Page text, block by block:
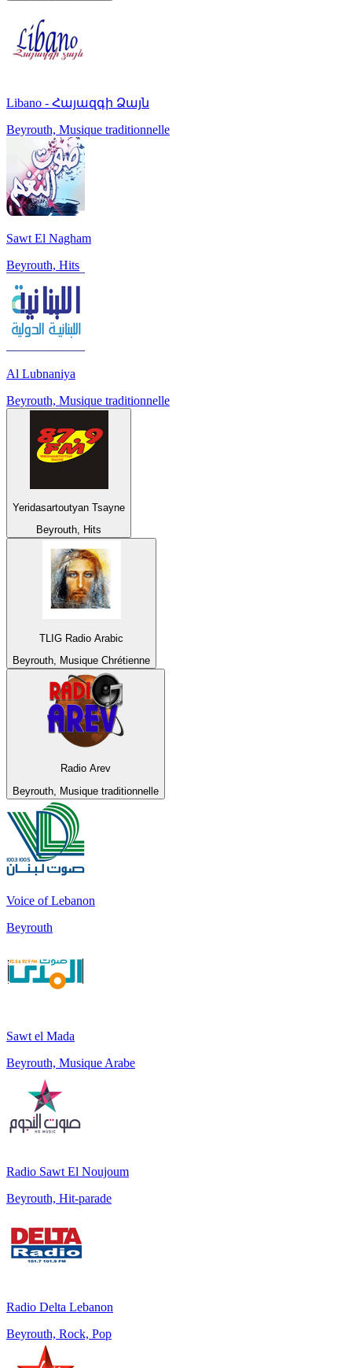
Libano - Հայազգի Ձայն
Beyrouth, Musique traditionnelle
Sawt El Nagham
Beyrouth, Hits
Al Lubnaniya
Beyrouth, Musique traditionnelle
Yeridasartoutyan Tsayne
Beyrouth, Hits
TLIG Radio Arabic
Beyrouth, Musique Chrétienne
Radio Arev
Beyrouth, Musique traditionnelle
Voice of Lebanon
Beyrouth
Sawt el Mada
Beyrouth, Musique Arabe
Radio Sawt El Noujoum
Beyrouth, Hit-parade
Radio Delta Lebanon
Beyrouth, Rock, Pop